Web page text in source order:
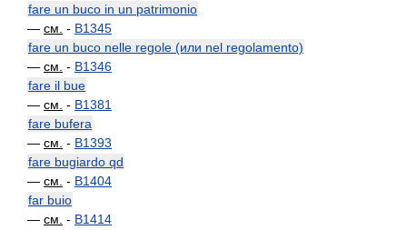
fare un buco in un patrimonio
— см. - B1345
fare un buco nelle regole (или nel regolamento)
— см. - B1346
fare il bue
— см. - B1381
fare bufera
— см. - B1393
fare bugiardo qd
— см. - B1404
far buio
— см. - B1414